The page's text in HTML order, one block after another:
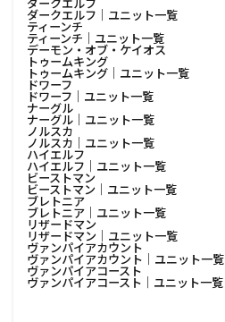
ダークエルフ
ダークエルフ│ユニット一覧
ティーンチ
ティーンチ│ユニット一覧
デーモン・オブ・ケイオス
トゥームキング
トゥームキング│ユニット一覧
ドワーフ
ドワーフ│ユニット一覧
ナーグル
ナーグル│ユニット一覧
ノルスカ
ノルスカ│ユニット一覧
ハイエルフ
ハイエルフ│ユニット一覧
ビーストマン
ビーストマン│ユニット一覧
ブレトニア
ブレトニア│ユニット一覧
リザードマン
リザードマン│ユニット一覧
ヴァンパイアカウント
ヴァンパイアカウント│ユニット一覧
ヴァンパイアコースト
ヴァンパイアコースト│ユニット一覧